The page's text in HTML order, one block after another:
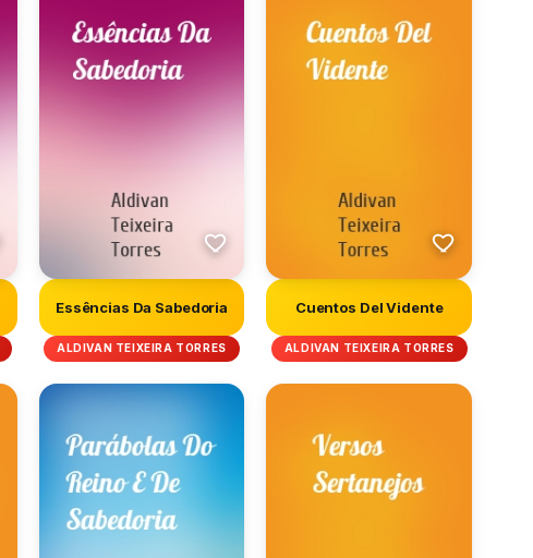
Essências Da Sabedoria
ALDIVAN TEIXEIRA TORRES
Cuentos Del Vidente
ALDIVAN TEIXEIRA TORRES